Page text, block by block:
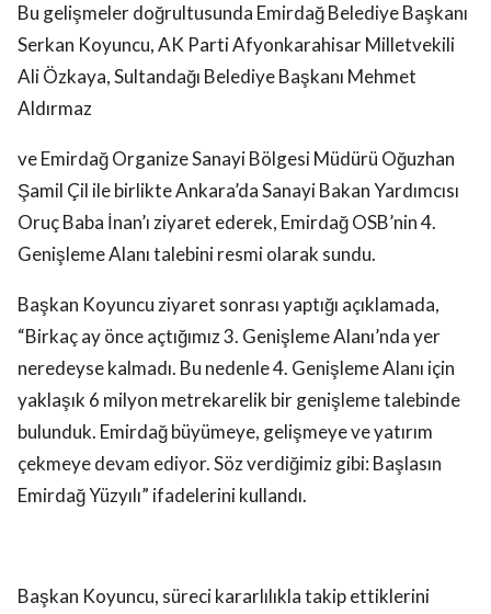
Bu gelişmeler doğrultusunda Emirdağ Belediye Başkanı
Serkan Koyuncu, AK Parti Afyonkarahisar Milletvekili
Ali Özkaya, Sultandağı Belediye Başkanı Mehmet
Aldırmaz
ve Emirdağ Organize Sanayi Bölgesi Müdürü Oğuzhan
Şamil Çil ile birlikte Ankara’da Sanayi Bakan Yardımcısı
Oruç Baba İnan’ı ziyaret ederek, Emirdağ OSB’nin 4.
Genişleme Alanı talebini resmi olarak sundu.
Başkan Koyuncu ziyaret sonrası yaptığı açıklamada,
“Birkaç ay önce açtığımız 3. Genişleme Alanı’nda yer
neredeyse kalmadı. Bu nedenle 4. Genişleme Alanı için
yaklaşık 6 milyon metrekarelik bir genişleme talebinde
bulunduk. Emirdağ büyümeye, gelişmeye ve yatırım
çekmeye devam ediyor. Söz verdiğimiz gibi: Başlasın
Emirdağ Yüzyılı” ifadelerini kullandı.
Başkan Koyuncu, süreci kararlılıkla takip ettiklerini